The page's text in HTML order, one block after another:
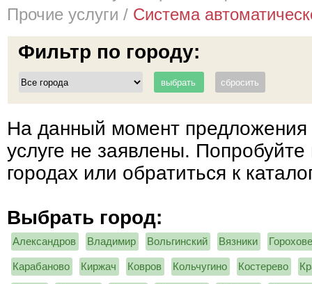
Прочие услуги / Система
Фильтр по городу:
На данный момент предложения
услуге не заявлены. Попробуйте
городах или обратиться к
Выбрать город:
Александров Владимир Вольгинский Вязники
Карабаново Киржач Ковров Кольчугино Костерево